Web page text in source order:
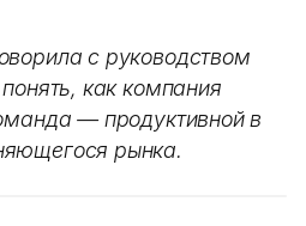
с руководством
как компания
— продуктивной в
рынка.